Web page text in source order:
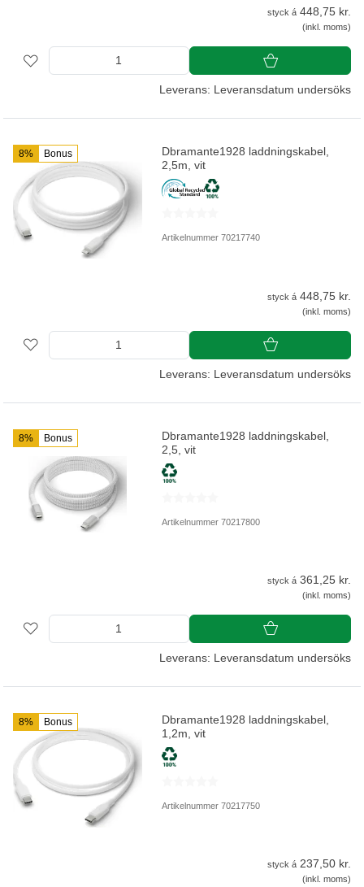
styck á 448,75 kr.
(inkl. moms)
Leverans: Leveransdatum undersöks
8% Bonus
Dbramante1928 laddningskabel,
2,5m, vit
Artikelnummer 70217740
styck á 448,75 kr.
(inkl. moms)
Leverans: Leveransdatum undersöks
8% Bonus
Dbramante1928 laddningskabel,
2,5, vit
Artikelnummer 70217800
styck á 361,25 kr.
(inkl. moms)
Leverans: Leveransdatum undersöks
8% Bonus
Dbramante1928 laddningskabel,
1,2m, vit
Artikelnummer 70217750
styck á 237,50 kr.
(inkl. moms)